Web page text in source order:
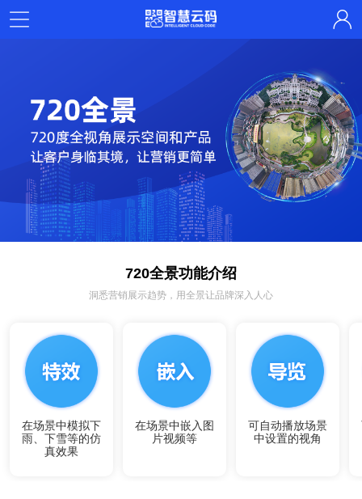
720全景功能介绍
洞悉营销展示趋势，用全景让品牌深入人心
在场景中模拟下
雨、下雪等的仿
真效果
在场景中嵌入图
片视频等
可自动播放场景
中设置的视角